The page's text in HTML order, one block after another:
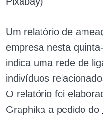
Um relatório de
empresa nesta
indica uma rede de
indivíduos
O relatório foi
Graphika a pedido do